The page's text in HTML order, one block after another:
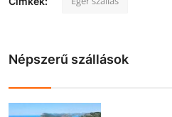
Népszerű szállások